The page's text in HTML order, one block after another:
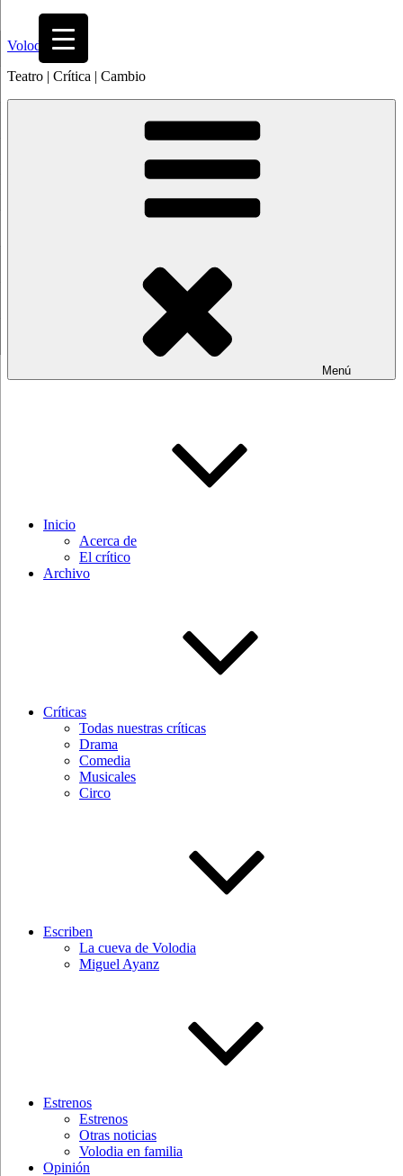
contenido
Volodia
Teatro | Crítica | Cambio
Menú
Inicio
Acerca de
El crítico
Archivo
Críticas
Todas nuestras críticas
Drama
Comedia
Musicales
Circo
Escriben
La cueva de Volodia
Miguel Ayanz
Estrenos
Estrenos
Otras noticias
Volodia en familia
Opinión